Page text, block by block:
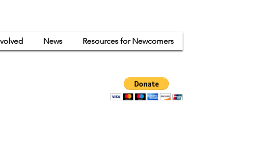
News Resources for Newcomers